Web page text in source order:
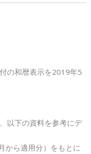
の和暦表示を2019年5
以下の資料を参考にデ
から適用分）をもとに